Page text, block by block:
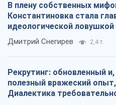
В плену собственных
Константиновка стала
идеологической ловушкой
российских оккупантов
Дмитрий Снегирев 2,4 т.
Рекрутинг: обновленный
полезный вражеский
Диалектика